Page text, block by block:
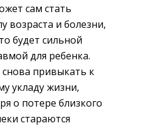
сам стать
возраста и болезни,
будет сильной
для ребенка.
привыкать к
укладу жизни,
о потере близкого
стараются